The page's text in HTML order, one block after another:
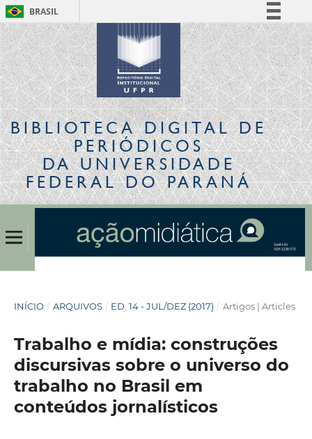
BRASIL
Simplifique!
Comunica BR
Participe
Acesso à informação
Legislação
Canais
BIBLIOTECA DIGITALDE
PERIÓDICOS
DA UNIVERSIDADE
FEDERAL DO PARANÁ
INÍCIO / ARQUIVOS / ED. 14 - JUL/DEZ (2017) / Artigos | Articles
Trabalho e mídia: construções
discursivas sobre o universo do
trabalho no Brasil em
conteúdos jornalísticos